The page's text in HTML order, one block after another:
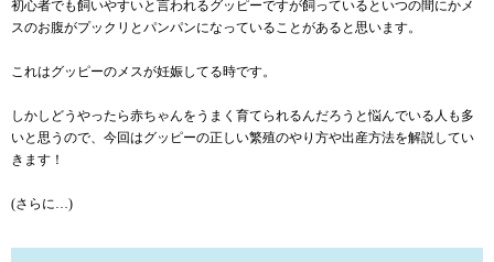
初心者でも飼いやすいと言われるグッピーですが飼っているといつの間にかメ
スのお腹がプックリとパンパンになっていることがあると思います。
これはグッピーのメスが妊娠してる時です。
しかしどうやったら赤ちゃんをうまく育てられるんだろうと悩んでいる人も多
いと思うので、今回はグッピーの正しい繁殖のやり方や出産方法を解説してい
きます！
(さらに…)